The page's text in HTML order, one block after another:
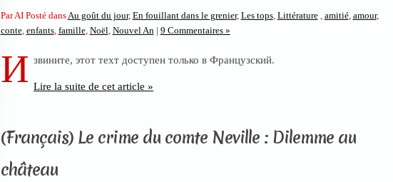
Par AI Posté dansAu goût du jour, En fouillant dans le grenier, Les tops, Littérature, amitié, amour,
conte, enfants, famille, Noël, Nouvel An | 9 Commentaires »
И звините, этот техт доступен только в Французский.
Lire la suite de cet article »
(Français) Le crime du comte Neville : Dilemme au
château